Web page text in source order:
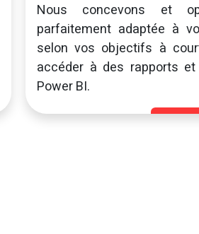
Nous concevons et
parfaitement adaptée à
selon vos objectifs à
accéder à des rapports
Power BI.